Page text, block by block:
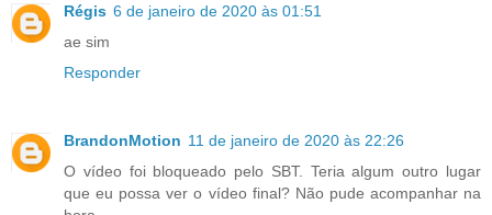
Régis 6 de janeiro de 2020 às 01:51
ae sim
Responder
BrandonMotion 11 de janeiro de 2020 às 22:26
O vídeo foi bloqueado pelo SBT. Teria algum outro lugar
que eu possa ver o vídeo final? Não pude acompanhar na